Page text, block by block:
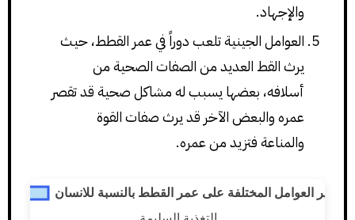
والإجهاد.
العوامل الجينية تلعب دوراً في عمر القطط، حيث
يرث القط العديد من الصفات الصحية من
أسلافه، بعضها يسبب له مشاكل صحية قد تقصر
عمره والبعض الآخر قد يرث صفات القوة
والمناعة فتزيد من عمره.